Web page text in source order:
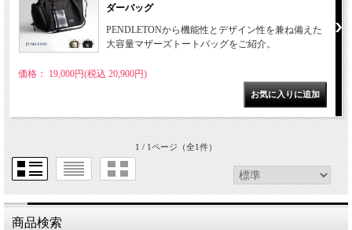
ダーバッグ
PENDLETONから機能性とデザイン性を兼ね備えた
大容量マザーズトートバッグをご紹介。
価格： 19,000円(税込 20,900円)
1 / 1ページ（全1件）
商品検索